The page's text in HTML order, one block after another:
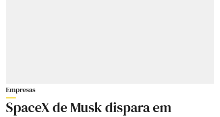
Empresas
SpaceX de Musk dispara em